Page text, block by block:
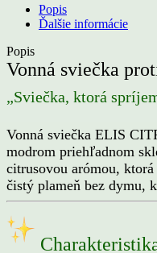
„ELIS
CITRONELA“
fialová
(3
ks)
Popis
Ďalšie informácie
Popis
Vonná sviečka
„Sviečka, ktorá
Vonná sviečka ELIS
modrom priehľadnom
citrusovou arómou,
čistý plameň bez dymu,